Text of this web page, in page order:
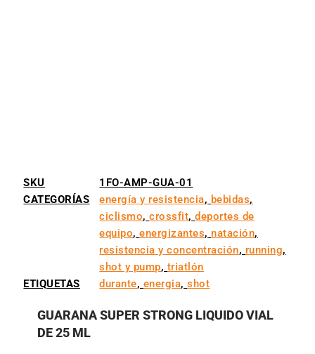
SKU
1FO-AMP-GUA-01
CATEGORÍAS
energía y resistencia, bebidas,
ciclismo,crossfit,deportes de
equipo,energizantes,natación,
resistencia y concentración, running,
shot y pump, triatlón
ETIQUETAS
durante, energia,shot
GUARANA SUPER STRONG LIQUIDO VIAL
DE 25 ML